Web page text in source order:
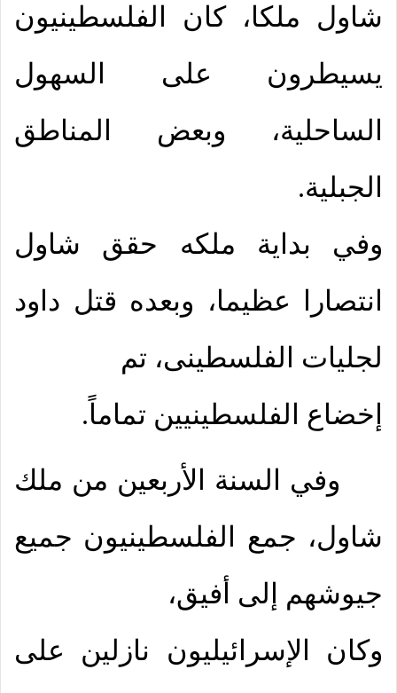
شاول ملكا، كان الفلسطينيون
يسيطرون على السهول
الساحلية، وبعض المناطق
الجبلية.
وفي بداية ملكه حقق شاول
انتصارا عظيما، وبعده قتل داود
لجليات الفلسطينى، تم
إخضاع الفلسطينيين تماماً.
وفي السنة الأربعين من ملك
شاول، جمع الفلسطينيون جميع
جيوشهم إلى أفيق،
وكان الإسرائيليون نازلين على